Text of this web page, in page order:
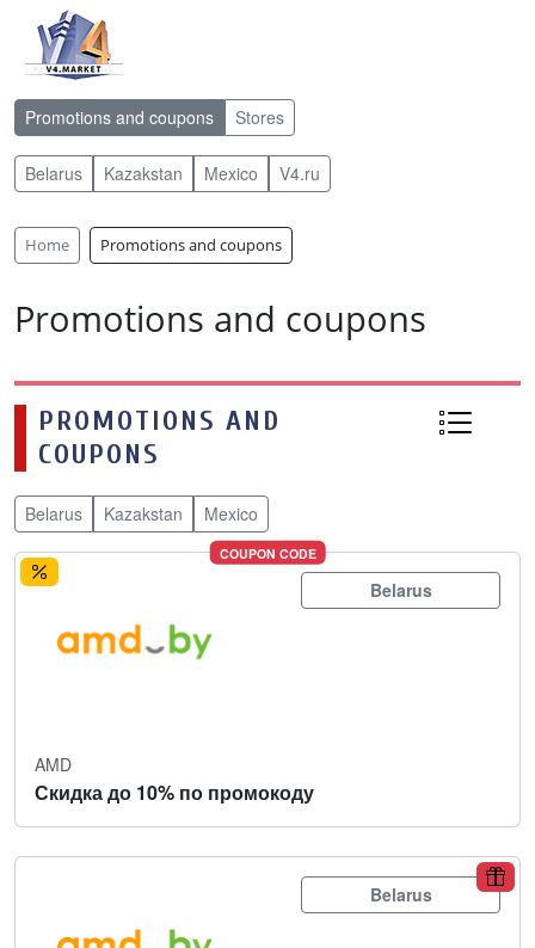
Promotions and coupons Stores
Belarus Kazakstan Mexico V4.ru
Home Promotions and coupons
Promotions and coupons
PROMOTIONS AND
COUPONS
Belarus Kazakstan Mexico
COUPON CODE
Belarus
AMD
Скидка до 10% по промокоду
Belarus